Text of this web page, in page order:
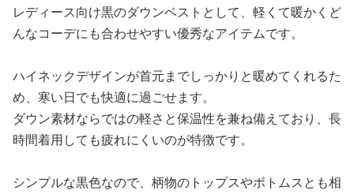
レディース向け黒のダウンベストとして、軽くて暖かくど
んなコーデにも合わせやすい優秀なアイテムです。
ハイネックデザインが首元までしっかりと暖めてくれるた
め、寒い日でも快適に過ごせます。
ダウン素材ならではの軽さと保温性を兼ね備えており、長
時間着用しても疲れにくいのが特徴です。
シンプルな黒色なので、柄物のトップスやボトムスとも相